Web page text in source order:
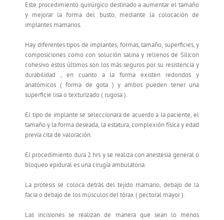
Este procedimiento quirúrgico destinado a aumentar el tamaño
y mejorar la forma del busto, mediante la colocación de
implantes mamarios.
Hay diferentes tipos de implantes, formas, tamaño, superficies, y
composiciones como con solución salina y rellenos de Silicon
cohesivo estos últimos son los más seguros por su resistencia y
durabilidad , en cuanto a la forma existen redondos y
anatómicos ( forma de gota ) y ambos pueden tener una
superficie lisa o texturizado ( rugosa ).
El tipo de implante se seleccionara de acuerdo a la paciente, el
tamaño y la forma deseada, la estatura, complexión física y edad
previa cita de valoración.
El procedimiento dura 2 hrs y se realiza con anestesia general o
bloqueo epidural es una cirugía ambulatoria.
La prótesis se coloca detrás del tejido mamario, debajo de la
facia o debajo de los músculos del tórax ( pectoral mayor ).
Las incisiones se realizan de manera que sean lo menos